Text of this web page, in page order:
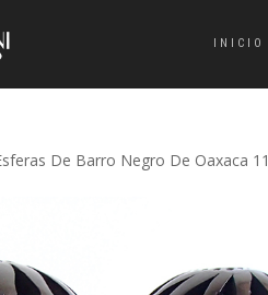
INICIO
De Barro Negro De Oaxaca